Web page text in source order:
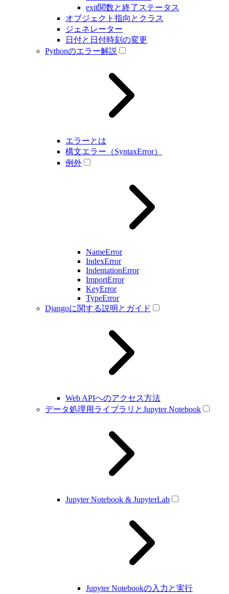
exit関数と終了ステータス
オブジェクト指向とクラス
ジェネレーター
日付と日付時刻の変更
Pythonのエラー解説
エラーとは
構文エラー（SyntaxError）
例外
NameError
IndexError
IndentationError
ImportError
KeyError
TypeError
Djangoに関する説明とガイド
Web APIへのアクセス方法
データ処理用ライブラリとJupyter Notebook
Jupyter Notebook & JupyterLab
Jupyter Notebookの入力と実行